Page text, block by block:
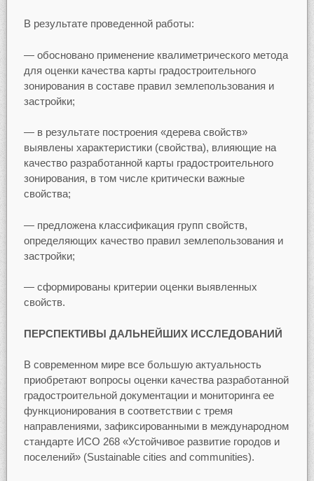
В результате проведенной работы:
— обосновано применение квалиметрического метода
для оценки качества карты градостроительного
зонирования в составе правил землепользования и
застройки;
— в результате построения «дерева свойств»
выявлены характеристики (свойства), влияющие на
качество разработанной карты градостроительного
зонирования, в том числе критически важные
свойства;
— предложена классификация групп свойств,
определяющих качество правил землепользования и
застройки;
— сформированы критерии оценки выявленных
свойств.
ПЕРСПЕКТИВЫ ДАЛЬНЕЙШИХ ИССЛЕДОВАНИЙ
В современном мире все большую актуальность
приобретают вопросы оценки качества разработанной
градостроительной документации и мониторинга ее
функционирования в соответствии с тремя
направлениями, зафиксированными в международном
стандарте ИСО 268 «Устойчивое развитие городов и
поселений» (Sustainable cities and communities).